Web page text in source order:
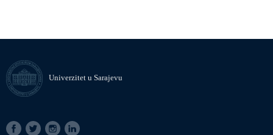
Univerzitet u Sarajevu
SOCIAL